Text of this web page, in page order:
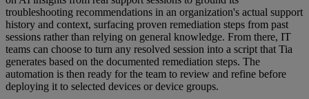
troubleshooting recommendations in an organization's actual support
history and context, surfacing proven remediation steps from past
sessions rather than relying on general knowledge. From there, IT
teams can choose to turn any resolved session into a script that Tia
generates based on the documented remediation steps. The
automation is then ready for the team to review and refine before
deploying it to selected devices or device groups.